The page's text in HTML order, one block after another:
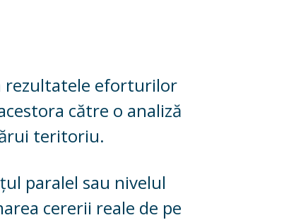
rezultatele eforturilor
către o analiză
teritoriu.
paralel sau nivelul
cererii reale de pe